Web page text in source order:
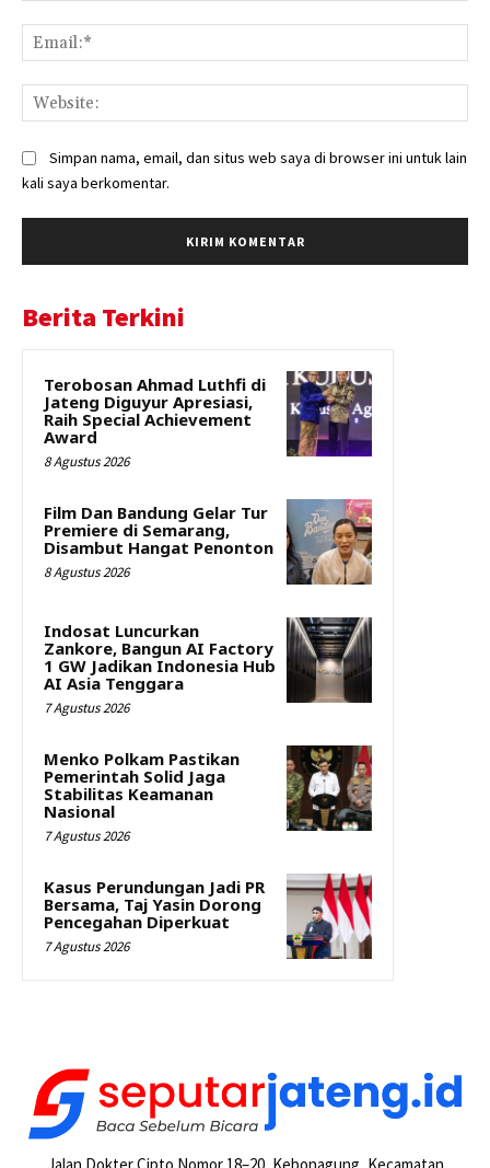
Simpan nama, email, dan situs web saya di browser ini untuk lain
kali saya berkomentar.
Berita Terkini
Terobosan Ahmad Luthfi di
Jateng Diguyur Apresiasi,
Raih Special Achievement
Award
8 Agustus 2026
Film Dan Bandung Gelar Tur
Premiere di Semarang,
Disambut Hangat Penonton
8 Agustus 2026
Indosat Luncurkan
Zankore, Bangun AI Factory
1 GW Jadikan Indonesia Hub
AI Asia Tenggara
7 Agustus 2026
Menko Polkam Pastikan
Pemerintah Solid Jaga
Stabilitas Keamanan
Nasional
7 Agustus 2026
Kasus Perundungan Jadi PR
Bersama, Taj Yasin Dorong
Pencegahan Diperkuat
7 Agustus 2026